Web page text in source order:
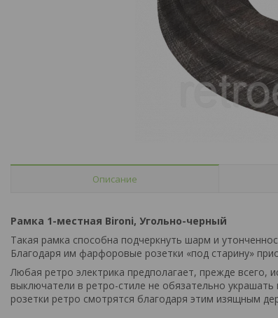
Описание
Рамка 1-местная Bironi, Угольно-черный
Такая рамка способна подчеркнуть шарм и
Благодаря им фарфоровые розетки «под старину»
Любая ретро электрика предполагает, прежде всего,
выключатели в ретро-стиле не обязательно
розетки ретро смотрятся благодаря этим изящным